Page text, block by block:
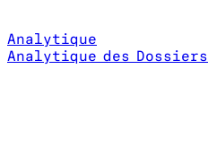
Analytique
Analytique des Dossiers